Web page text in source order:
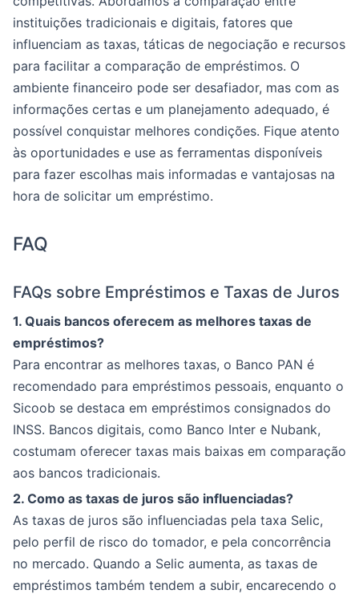
instituições tradicionais e digitais, fatores que
influenciam as taxas, táticas de negociação e recursos
para facilitar a comparação de empréstimos. O
ambiente financeiro pode ser desafiador, mas com as
informações certas e um planejamento adequado, é
possível conquistar melhores condições. Fique atento
às oportunidades e use as ferramentas disponíveis
para fazer escolhas mais informadas e vantajosas na
hora de solicitar um empréstimo.
FAQ
FAQs sobre Empréstimos e Taxas de Juros
1. Quais bancos oferecem as melhores taxas de
empréstimos?
Para encontrar as melhores taxas, o Banco PAN é
recomendado para empréstimos pessoais, enquanto o
Sicoob se destaca em empréstimos consignados do
INSS. Bancos digitais, como Banco Inter e Nubank,
costumam oferecer taxas mais baixas em comparação
aos bancos tradicionais.
2. Como as taxas de juros são influenciadas?
As taxas de juros são influenciadas pela taxa Selic,
pelo perfil de risco do tomador, e pela concorrência
no mercado. Quando a Selic aumenta, as taxas de
empréstimos também tendem a subir, encarecendo o